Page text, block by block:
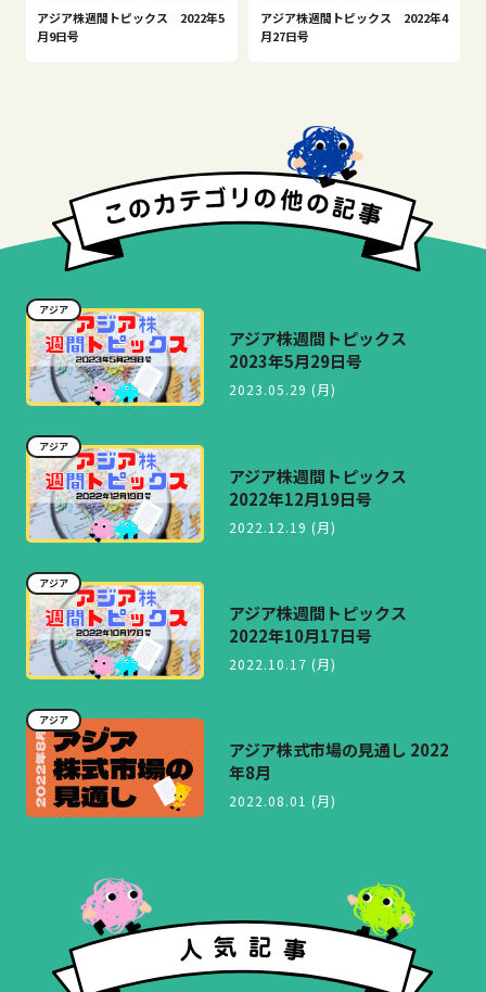
アジア株週間トピックス 2022年5
月9日号
アジア株週間トピックス 2022年4
月27日号
アジア
アジア株週間トピックス
2023年5月29日号
2023.05.29 (月)
アジア
アジア株週間トピックス
2022年12月19日号
2022.12.19 (月)
アジア
アジア株週間トピックス
2022年10月17日号
2022.10.17 (月)
アジア
アジア株式市場の見通し 2022
年8月
2022.08.01 (月)